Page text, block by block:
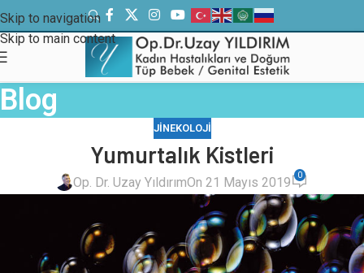
Skip to navigation
Skip to main content
Blog
JINEKOLOJI
Yumurtalık Kistleri
Op. Dr. Uzay YıldırımOn 21 Mayıs 2019 0